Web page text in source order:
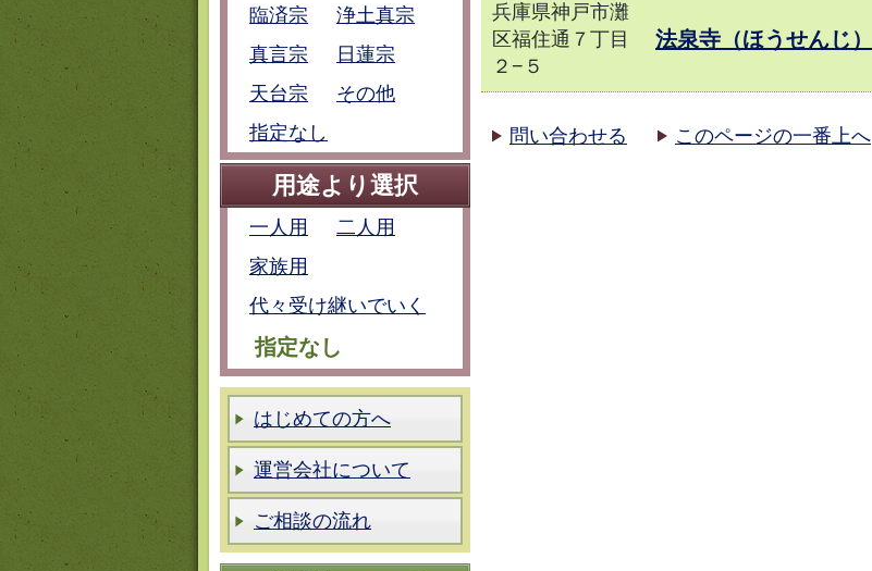
兵庫県神戸市灘
区福住通７丁目
２−５
法泉寺（ほうせんじ）
問い合わせる このページの一番上へ
臨済宗
浄土真宗
真言宗
日蓮宗
天台宗
その他
指定なし
用途より選択
一人用
二人用
家族用
代々受け継いでいく
指定なし
はじめての方へ
運営会社について
ご相談の流れ